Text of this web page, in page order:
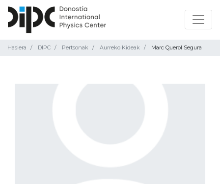
Hasiera DIPC Pertsonak Aurreko Kideak Marc Querol Segura